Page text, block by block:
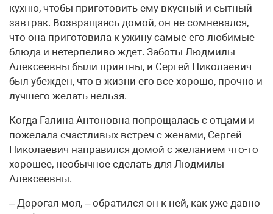
кухню, чтобы приготовить ему вкусный и сытный
завтрак. Возвращаясь домой, он не сомневался,
что она приготовила к ужину самые его любимые
блюда и нетерпеливо ждет. Заботы Людмилы
Алексеевны были приятны, и Сергей Николаевич
был убежден, что в жизни его все хорошо, прочно и
лучшего желать нельзя.
Когда Галина Антоновна попрощалась с отцами и
пожелала счастливых встреч с женами, Сергей
Николаевич направился домой с желанием что-то
хорошее, необычное сделать для Людмилы
Алексеевны.
– Дорогая моя, – обратился он к ней, как уже давно